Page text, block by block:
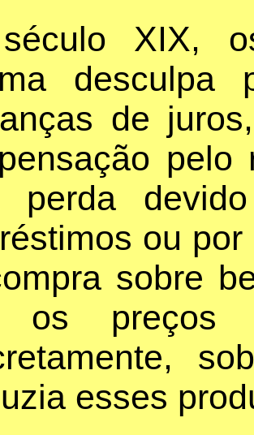
XIX,
desculpa
de
perda
ou
sobre
os
esses